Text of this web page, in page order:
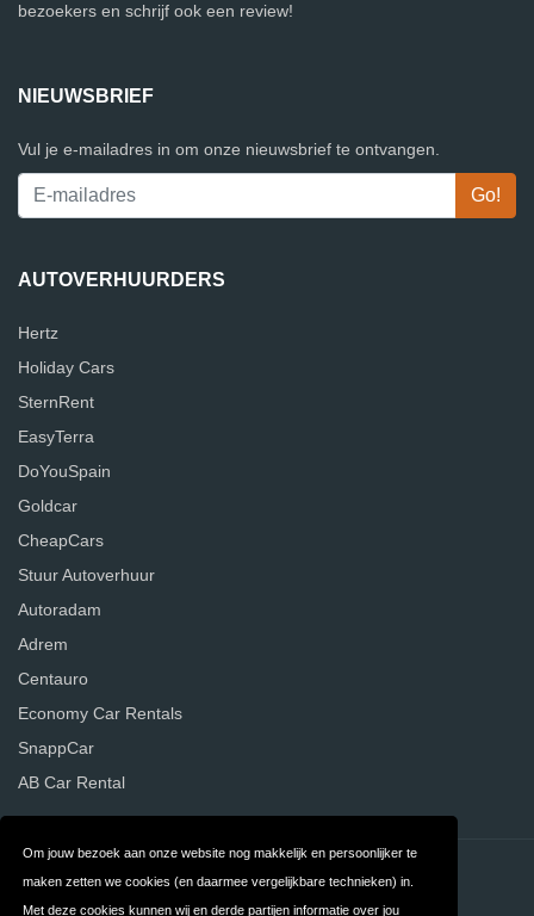
Om jouw bezoek aan onze website nog makkelijk en persoonlijker te
maken zetten we cookies (en daarmee vergelijkbare technieken) in.
Met deze cookies kunnen wij en derde partijen informatie over jou
bezoekers en schrijf ook een review!
NIEUWSBRIEF
Vul je e-mailadres in om onze nieuwsbrief te ontvangen.
AUTOVERHUURDERS
Hertz
Holiday Cars
SternRent
EasyTerra
DoYouSpain
Goldcar
CheapCars
Stuur Autoverhuur
Autoradam
Adrem
Centauro
Economy Car Rentals
SnappCar
AB Car Rental
Contact Privacy